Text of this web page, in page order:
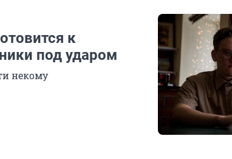
к
под ударом
некому